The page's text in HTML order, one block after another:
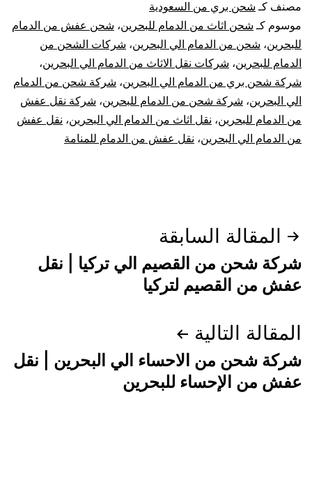
مصنف كـ شحن بري من السعودية
موسوم كـ شحن اثاث من الدمام للبحرين، شحن عفش من الدمام
للبحرين، شحن من الدمام الي البحرين، شركات الشحن من
الدمام للبحرين، شركات نقل الاثاث من الدمام الي البحرين،
شركة شحن بري من الدمام الي البحرين، شركة شحن من الدمام
الي البحرين، شركة شحن من الدمام للبحرين، شركة نقل عفش
من الدمام للبحرين، نقل اثاث من الدمام الي البحرين، نقل عفش
من الدمام الي البحرين، نقل عفش من الدمام للمنامة
تصفّح
المقالات
المقالة السابقة
شركة شحن من القصيم الي تركيا | نقل
عفش من القصيم لتركيا
المقالة التالية
شركة شحن من الاحساء الي البحرين | نقل
عفش من الإحساء للبحرين